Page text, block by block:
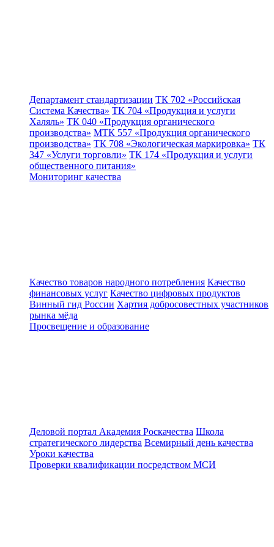
Департамент стандартизации ТК 702 «Российская
Система Качества» ТК 704 «Продукция и услуги
Халяль» ТК 040 «Продукция органического
производства» МТК 557 «Продукция органического
производства» ТК 708 «Экологическая маркировка» ТК
347 «Услуги торговли» ТК 174 «Продукция и услуги
общественного питания»
Мониторинг качества
Качество товаров народного потребления Качество
финансовых услуг Качество цифровых продуктов
Винный гид России Хартия добросовестных участников
рынка мёда
Просвещение и образование
Деловой портал Академия Роскачества Школа
стратегического лидерства Всемирный день качества
Уроки качества
Проверки квалификации посредством МСИ